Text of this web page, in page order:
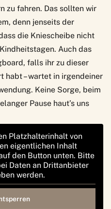
zu fahren. Das sollten wir
denn jenseits der
die Kniescheibe nicht
Auch das
falls ihr zu dieser
habt – wartet in irgendeiner
Keine Sorge, beim
Pause haut’s uns
Platzhalterinhalt von
eigentlichen Inhalt
den Button unten. Bitte
Daten an Drittanbieter
werden.